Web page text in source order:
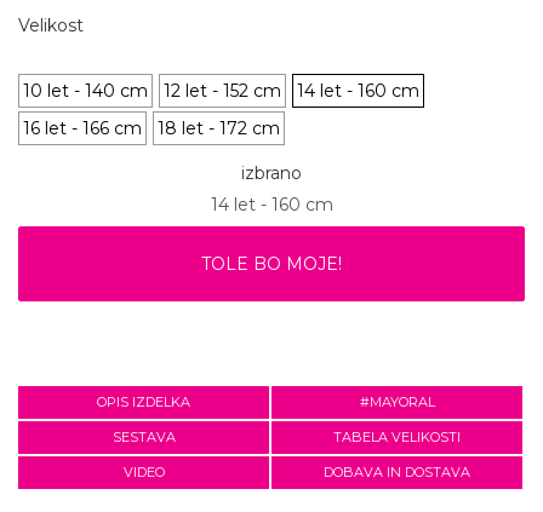
Velikost
10 let - 140 cm 12 let - 152 cm
14 let - 160 cm
16 let - 166 cm
18 let - 172 cm
izbrano
14 let - 160 cm
TOLE BO MOJE!
OPIS IZDELKA #MAYORAL
SESTAVA TABELA VELIKOSTI
VIDEO DOBAVA IN DOSTAVA